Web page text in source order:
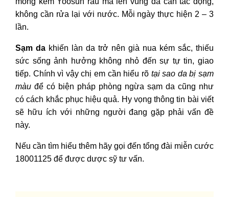
không cần rửa lại với nước. Mỗi ngày thực hiện 2 – 3
lần.
Sạm da khiến làn da trở nên già nua kém sắc, thiếu
sức sống ảnh hưởng không nhỏ đến sự tự tin, giao
tiếp. Chính vì vậy chị em cần hiểu rõ tại sao da bị sạm
màu để có biện pháp phòng ngừa sạm da cũng như
có cách khắc phục hiệu quả. Hy vọng thông tin bài viết
sẽ hữu ích với những người đang gặp phải vấn đề
này.
Nếu cần tìm hiểu thêm hãy gọi đến tổng đài miễn cước
18001125 để được dược sỹ tư vấn.